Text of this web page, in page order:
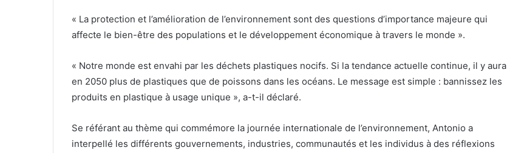
« La protection et l’amélioration de l’environnement sont des questions d’importance majeure qui
affecte le bien-être des populations et le développement économique à travers le monde ».
« Notre monde est envahi par les déchets plastiques nocifs. Si la tendance actuelle continue, il y aura
en 2050 plus de plastiques que de poissons dans les océans. Le message est simple : bannissez les
produits en plastique à usage unique », a-t-il déclaré.
Se référant au thème qui commémore la journée internationale de l’environnement, Antonio a
interpellé les différents gouvernements, industries, communautés et les individus à des réflexions